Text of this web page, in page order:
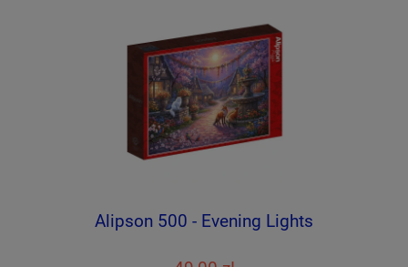
Alipson 500 - Evening Lights